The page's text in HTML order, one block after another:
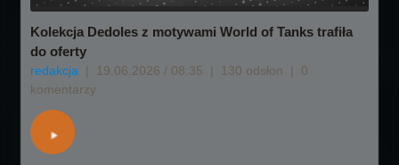
Kolekcja Dedoles z motywami World of Tanks trafiła
do oferty
redakcja | 19.06.2026 / 08:35 | 130 odsłon |
0
komentarzy